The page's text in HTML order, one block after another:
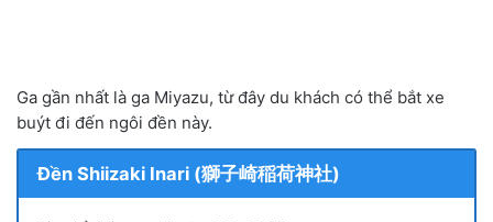
Ga gần nhất là ga Miyazu, từ đây du khách có thể bắt xe
buýt đi đến ngôi đền này.
Đền Shiizaki Inari (獅子崎稲荷神社)